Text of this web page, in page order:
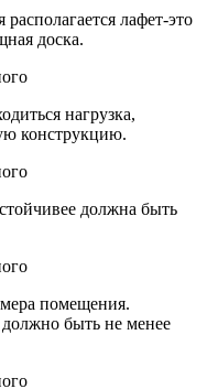
лафет-это
доска.
нагрузка,
конструкцию.
должна быть
помещения.
быть не менее